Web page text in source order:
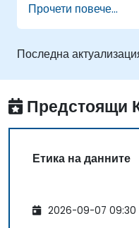
класифициране
Наблюдават и
на данните.
Прочети повече...
Последна
Предстоящи
Етика на данните
2026-09-07 09:30